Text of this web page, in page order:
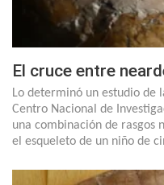
El cruce entre
Lo determinó un estudio de
Centro Nacional de
una combinación de rasgos
el esqueleto de un niño de